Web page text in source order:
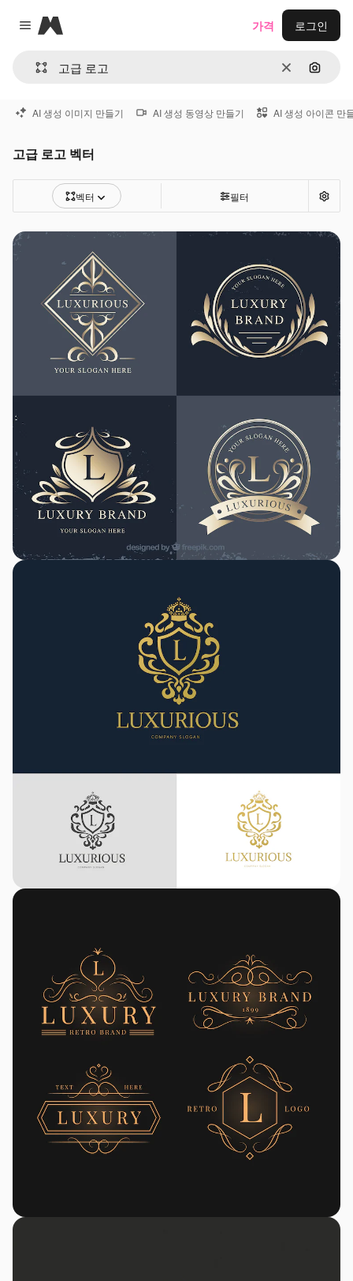
Close menu
Magnific
지우기이미지
가격 로그인
AI 생성 이미지 만들기 AI 생성 동영상 만들기 AI 생성 아이콘 만
고급 로고 벡터
벡터 필터